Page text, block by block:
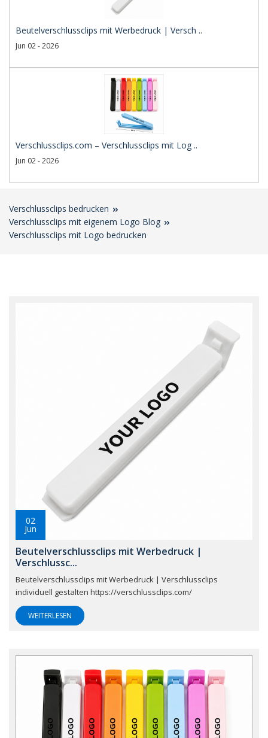
Beutelverschlussclips mit Werbedruck | Versch ..
Jun 02 - 2026
Verschlussclips.com – Verschlussclips mit Log ..
Jun 02 - 2026
Verschlussclips bedrucken
Verschlussclips mit eigenem Logo Blog
Verschlussclips mit Logo bedrucken
02
Jun
Beutelverschlussclips mit Werbedruck |
Verschlussc...
Beutelverschlussclips mit Werbedruck | Verschlussclips
individuell gestalten https://verschlussclips.com/
WEITERLESEN